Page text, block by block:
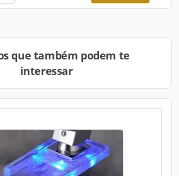
que também podem te
interessar